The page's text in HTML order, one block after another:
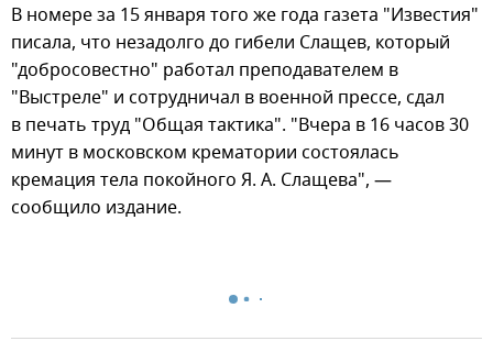
В номере за 15 января того же года газета "Известия"
писала, что незадолго до гибели Слащев, который
"добросовестно" работал преподавателем в
"Выстреле" и сотрудничал в военной прессе, сдал
в печать труд "Общая тактика". "Вчера в 16 часов 30
минут в московском крематории состоялась
кремация тела покойного Я. А. Слащева", —
сообщило издание.